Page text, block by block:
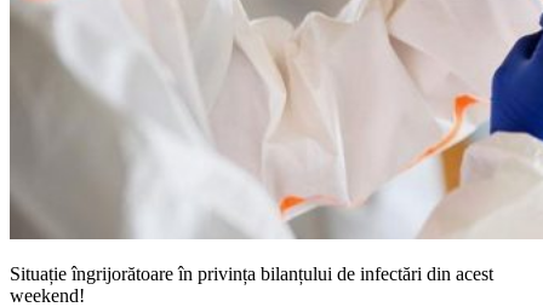
Situație îngrijorătoare în privința bilanțului de infectări din acest
weekend!